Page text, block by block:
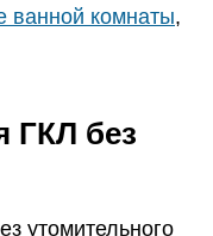
ванной комнаты,
ГКЛ без
утомительного